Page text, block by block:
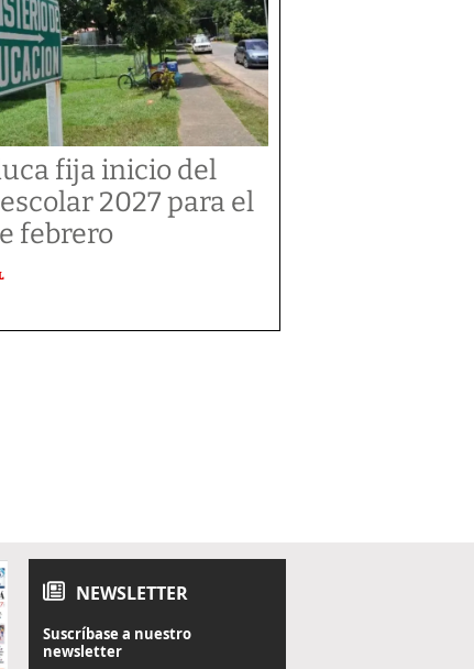
fija inicio del
2027 para el
febrero
NEWSLETTER
Suscríbase a nuestro
newsletter